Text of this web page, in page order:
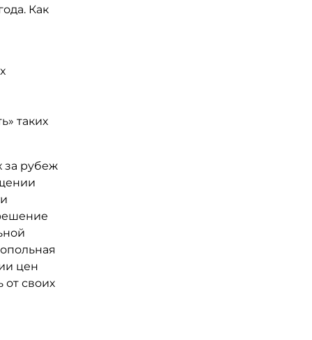
Как
таких
за рубеж
цен
от своих